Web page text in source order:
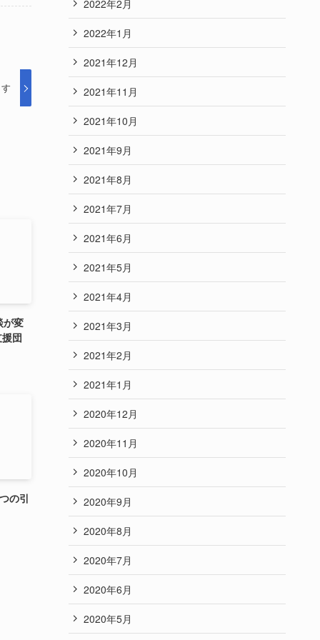
が変
団
の引
2022年2月
2022年1月
2021年12月
2021年11月
2021年10月
2021年9月
2021年8月
2021年7月
2021年6月
2021年5月
2021年4月
2021年3月
2021年2月
2021年1月
2020年12月
2020年11月
2020年10月
2020年9月
2020年8月
2020年7月
2020年6月
2020年5月